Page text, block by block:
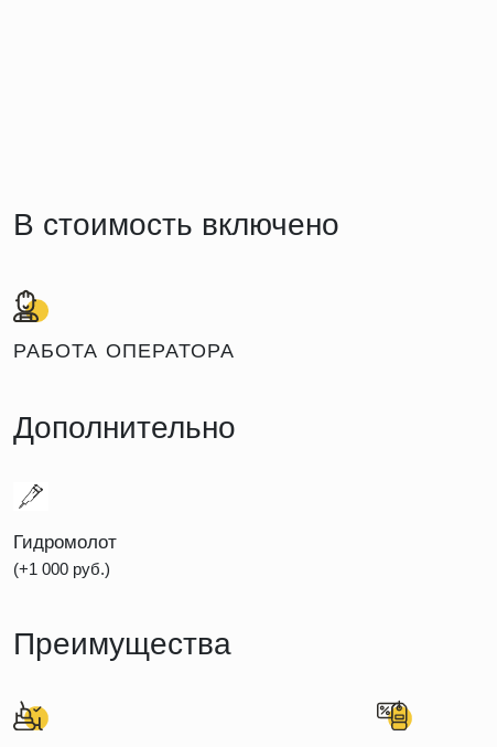
В стоимость включено
РАБОТА ОПЕРАТОРА
Дополнительно
Гидромолот
(+1 000 руб.)
Преимущества